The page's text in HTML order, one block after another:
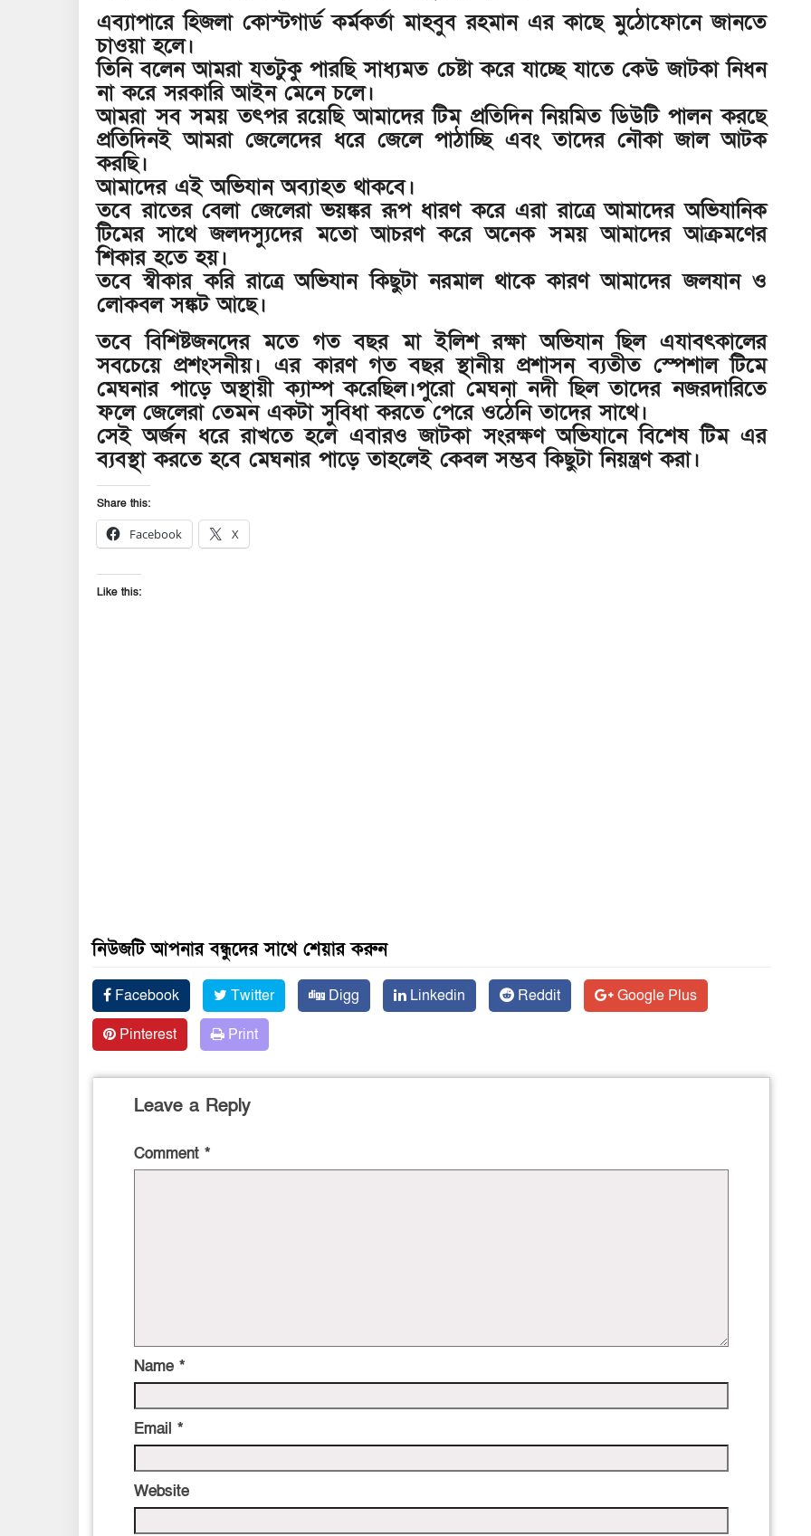
এব্যাপারে হিজলা কোস্টগার্ড কর্মকর্তা মাহবুব রহমান এর কাছে মুঠোফোনে জানতে
চাওয়া হলে।
তিনি বলেন আমরা যতটুকু পারছি সাধ্যমত চেষ্টা করে যাচ্ছে যাতে কেউ জাটকা নিধন
না করে সরকারি আইন মেনে চলে।
আমরা সব সময় তৎপর রয়েছি আমাদের টিম প্রতিদিন নিয়মিত ডিউটি পালন করছে
প্রতিদিনই আমরা জেলেদের ধরে জেলে পাঠাচ্ছি এবং তাদের নৌকা জাল আটক
করছি।
আমাদের এই অভিযান অব্যাহত থাকবে।
তবে রাতের বেলা জেলেরা ভয়ঙ্কর রূপ ধারণ করে এরা রাত্রে আমাদের অভিযানিক
টিমের সাথে জলদস্যুদের মতো আচরণ করে অনেক সময় আমাদের আক্রমণের
শিকার হতে হয়।
তবে স্বীকার করি রাত্রে অভিযান কিছুটা নরমাল থাকে কারণ আমাদের জলযান ও
লোকবল সঙ্কট আছে।
তবে বিশিষ্টজনদের মতে গত বছর মা ইলিশ রক্ষা অভিযান ছিল এযাবৎকালের
সবচেয়ে প্রশংসনীয়। এর কারণ গত বছর স্থানীয় প্রশাসন ব্যতীত স্পেশাল টিমে
মেঘনার পাড়ে অস্থায়ী ক্যাম্প করেছিল।পুরো মেঘনা নদী ছিল তাদের নজরদারিতে
ফলে জেলেরা তেমন একটা সুবিধা করতে পেরে ওঠেনি তাদের সাথে।
সেই অর্জন ধরে রাখতে হলে এবারও জাটকা সংরক্ষণ অভিযানে বিশেষ টিম এর
ব্যবস্থা করতে হবে মেঘনার পাড়ে তাহলেই কেবল সম্ভব কিছুটা নিয়ন্ত্রণ করা।
Share this:
Facebook X
Like this:
নিউজটি আপনার বন্ধুদের সাথে শেয়ার করুন
Facebook Twitter Digg Linkedin Reddit
Google Plus
Pinterest
Print
Leave a Reply
Comment *
Name *
Email *
Website